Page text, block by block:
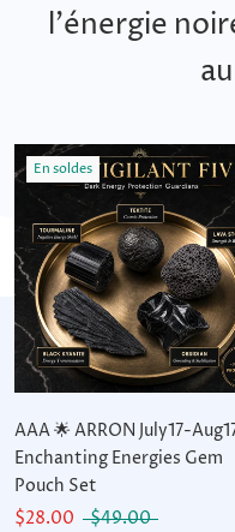
l'énergie
En soldes
AAA 🌟 ARRON July17-
Enchanting Energies Gem
Pouch Set
$28.00
$49.00